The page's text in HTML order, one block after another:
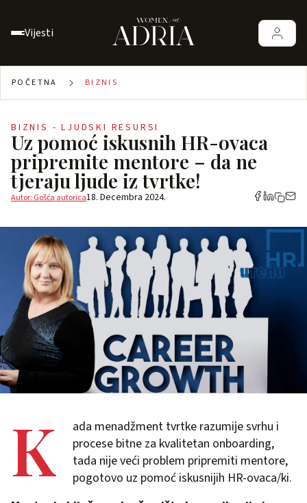
Vijesti
POČETNA BIZNIS
BIZNIS - LJUDSKI RESURSI
Uz pomoć iskusnih HR-ovaca
pripremite mentore – da ne
tjeraju ljude iz tvrtke!
Autor: Gošća autorica18. Decembra 2024.
K
ada menadžment tvrtke razumije svrhu i
procese bitne za kvalitetan onboarding,
tada nije veći problem pripremiti mentore,
pogotovo uz pomoć iskusnijih HR-ovaca/ki.